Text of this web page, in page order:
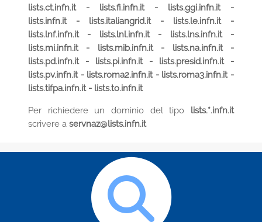
lists.ct.infn.it - lists.fi.infn.it - lists.ggi.infn.it -
lists.infn.it - lists.italiangrid.it - lists.le.infn.it -
lists.lnf.infn.it - lists.lnl.infn.it - lists.lns.infn.it -
lists.mi.infn.it - lists.mib.infn.it - lists.na.infn.it -
lists.pd.infn.it - lists.pi.infn.it - lists.presid.infn.it -
lists.pv.infn.it - lists.roma2.infn.it - lists.roma3.infn.it -
lists.tifpa.infn.it - lists.to.infn.it
Per richiedere un dominio del tipo lists.*.infn.it
scrivere a servnaz@lists.infn.it